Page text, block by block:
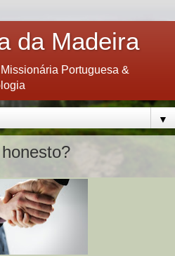
da Madeira
Portuguesa &
▼